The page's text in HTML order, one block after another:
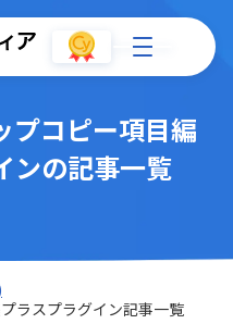
コピー項目編
ンの記事一覧
ラスプラグイン記事一覧